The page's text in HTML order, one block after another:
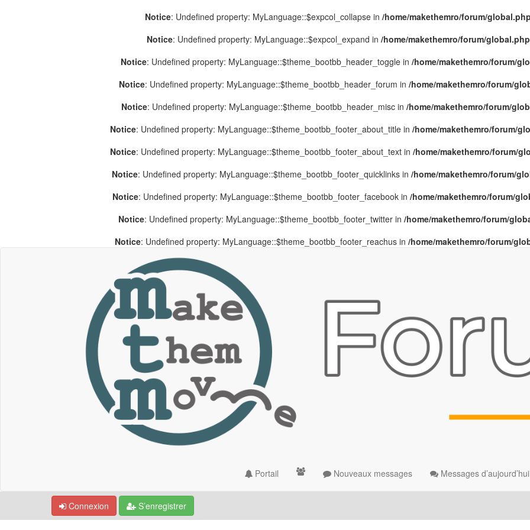
Notice: Undefined property: MyLanguage::$expcol_collapse in /home/makethemro/forum/
Notice: Undefined property: MyLanguage::$expcol_expand in /home/makethemro/forum/
Notice: Undefined property: MyLanguage::$theme_bootbb_header_toggle in /home/makethemro/forum/
Notice: Undefined property: MyLanguage::$theme_bootbb_header_forum in /home/makethemro/forum/
Notice: Undefined property: MyLanguage::$theme_bootbb_header_misc in /home/makethemro/forum/
Notice: Undefined property: MyLanguage::$theme_bootbb_footer_about_title in /home/makethemro/forum/
Notice: Undefined property: MyLanguage::$theme_bootbb_footer_about_text in /home/makethemro/forum/
Notice: Undefined property: MyLanguage::$theme_bootbb_footer_quicklinks in /home/makethemro/forum/
Notice: Undefined property: MyLanguage::$theme_bootbb_footer_facebook in /home/makethemro/forum/
Notice: Undefined property: MyLanguage::$theme_bootbb_footer_twitter in /home/makethemro/forum/
Notice: Undefined property: MyLanguage::$theme_bootbb_footer_reachus in /home/makethemro/forum/
Portail Nouveaux messages Messages d’aujourd’hui
Connexion S’enregistrer